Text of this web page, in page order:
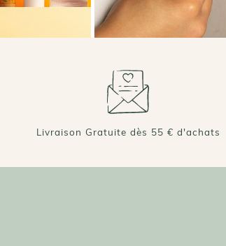
Livraison Gratuite dès 55 € d'achats